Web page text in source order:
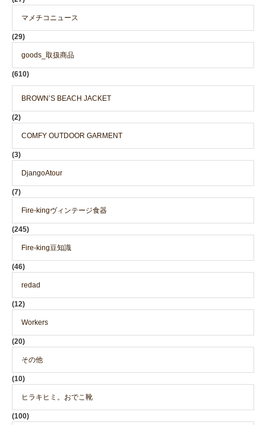
マメチコニュース
(29)
goods_取扱商品
(610)
BROWN’S BEACH JACKET
(2)
COMFY OUTDOOR GARMENT
(3)
DjangoAtour
(7)
Fire-kingヴィンテージ食器
(245)
Fire-king豆知識
(46)
redad
(12)
Workers
(20)
その他
(10)
ヒラキヒミ。おでこ靴
(100)